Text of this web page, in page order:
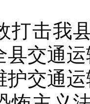
击我县
县交通
护交通